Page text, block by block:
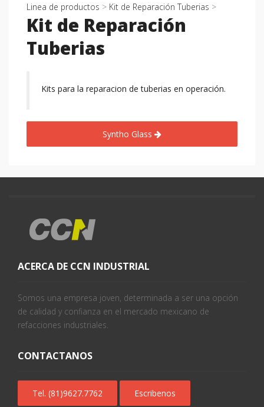
Linea de productos > Kit de Reparación Tuberias >
Kit de Reparación
Tuberias
Kits para la reparacion de tuberias en operación.
Syntho Glass
ACERCA DE CCN INDUSTRIAL
Somos una empresa joven, determinada a ser una opción
de calidad y confianza en el mercado mexicano de
refacciones industriales.
CONTACTANOS
Tel. (81)9627.7762 Escribenos